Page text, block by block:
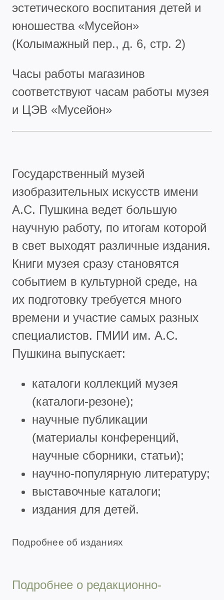
эстетического воспитания детей и
юношества «Мусейон»
(Колымажный пер., д. 6, стр. 2)
Часы работы магазинов
соответствуют часам работы музея
и ЦЭВ «Мусейон»
Государственный музей
изобразительных искусств имени
А.С. Пушкина ведет большую
научную работу, по итогам которой
в свет выходят различные издания.
Книги музея сразу становятся
событием в культурной среде, на
их подготовку требуется много
времени и участие самых разных
специалистов. ГМИИ им. А.С.
Пушкина выпускает:
каталоги коллекций музея
(каталоги-резоне);
научные публикации
(материалы конференций,
научные сборники, статьи);
научно-популярную литературу;
выставочные каталоги;
издания для детей.
Подробнее об изданиях
Подробнее о редакционно-